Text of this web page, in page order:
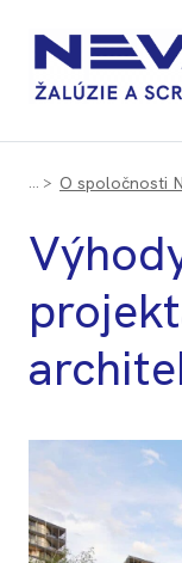
O spoločnosti